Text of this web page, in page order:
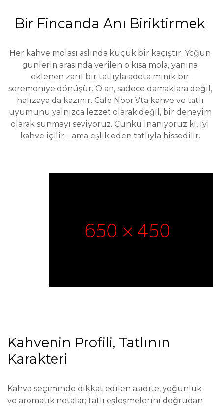
Bir Fincanda Anı Biriktirmek
Her kahve molası aslında küçük bir kaçıştır. Yoğun
günlerin arasında verilen o kısa mola, yanına
eklenen zarif bir tatlıyla adeta minik bir
seremoniye dönüşür. O an, sadece damaklara değil,
hafızaya da kazınır. Cafe Noor’s’ta kahve ve tatlı
uyumunu yalnızca lezzet olarak değil, bir deneyim
olarak sunmayı seviyoruz. Çünkü inanıyoruz ki, iyi
kahve içilir… ama eşlik eden tatlıyla hissedilir.
Kahvenin Profili, Tatlının
Karakteri
Kahve seçiminde dikkat edilen asidite, yoğunluk
ve aromatik notalar; tatlı eşleşmelerini doğrudan